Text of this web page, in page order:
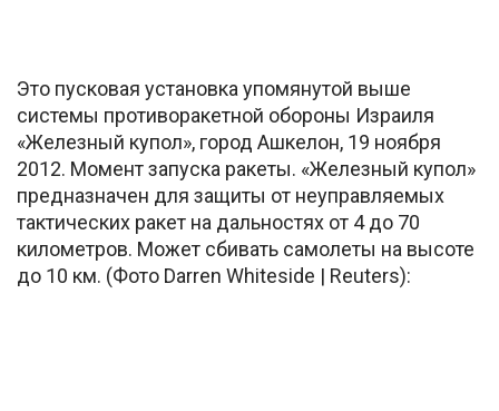
Это пусковая установка упомянутой выше
системы противоракетной обороны Израиля
«Железный купол», город Ашкелон, 19 ноября
2012. Момент запуска ракеты. «Железный купол»
предназначен для защиты от неуправляемых
тактических ракет на дальностях от 4 до 70
километров. Может сбивать самолеты на высоте
до 10 км. (Фото Darren Whiteside | Reuters):